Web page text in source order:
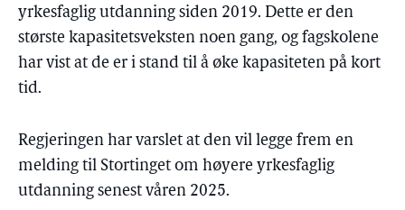
yrkesfaglig utdanning siden 2019. Dette er den
største kapasitetsveksten noen gang, og fagskolene
har vist at de er i stand til å øke kapasiteten på kort
tid.
Regjeringen har varslet at den vil legge frem en
melding til Stortinget om høyere yrkesfaglig
utdanning senest våren 2025.